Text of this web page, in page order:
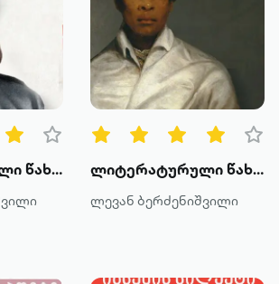
ლიტერატურული წახნაგები: გიიომ აპოლინერის "ზონა" ლიტერატურული წახნაგები: ოტელო - გენერალი და პაიკი
ლევან ბერძენიშვილი